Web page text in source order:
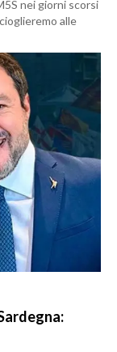
nei giorni scorsi
alle